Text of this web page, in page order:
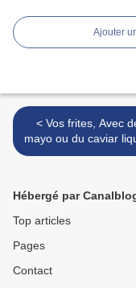
Ajouter
< Vos frites, Avec de la
mayo ou du caviar
Hébergé par
Top articles
Pages
Contact